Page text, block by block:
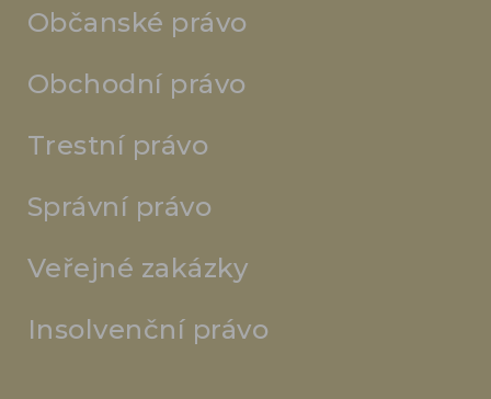
Občanské právo
Obchodní právo
Trestní právo
Správní právo
Veřejné zakázky
Insolvenční právo